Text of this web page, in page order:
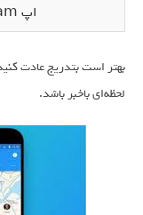
اپ FreshTeam مخصوص مديران
بهتر است بتدریج عادت
لحظه‌ای باخبر باشد.